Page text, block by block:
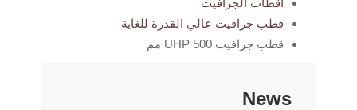
أقطاب الجرافيت
قطب جرافيت عالي القدرة للغاية
قطب جرافيت UHP 500 مم
News